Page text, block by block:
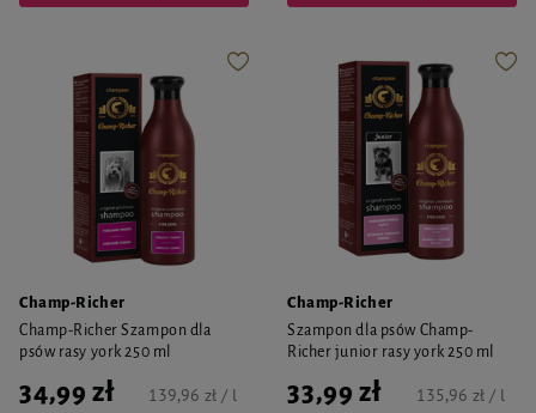
Champ-Richer
Champ-Richer Szampon dla
psów rasy york 250 ml
34,99 zł 139,96 zł / l
Champ-Richer
Szampon dla psów Champ-
Richer junior rasy york 250 ml
33,99 zł 135,96 zł / l